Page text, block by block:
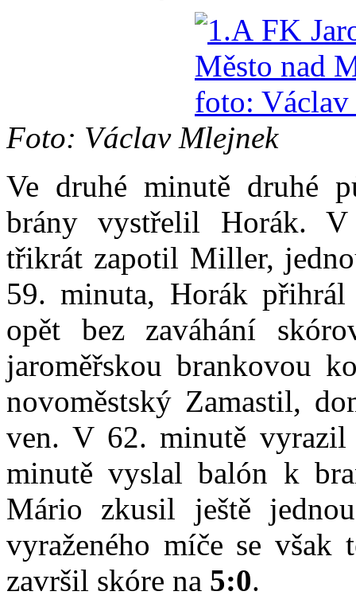
Foto: Václav Mlejnek
Ve druhé minutě druhé
brány vystřelil Horák. V
třikrát zapotil Miller,
59. minuta, Horák
opět bez zaváhání
jaroměřskou brankovou
novoměstský Zamastil,
ven. V 62. minutě
minutě vyslal balón k
Mário zkusil ještě
vyraženého míče se však
završil skóre na 5:0.